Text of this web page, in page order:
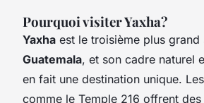
Pourquoi visiter Yaxha?
Yaxha est le troisième plus grand
Guatemala, et son cadre naturel
en fait une destination unique.
comme le Temple 216 offrent des